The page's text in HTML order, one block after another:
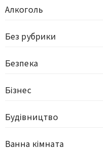
Алкоголь
Без рубрики
Безпека
Бізнес
Будівництво
Ванна кімната